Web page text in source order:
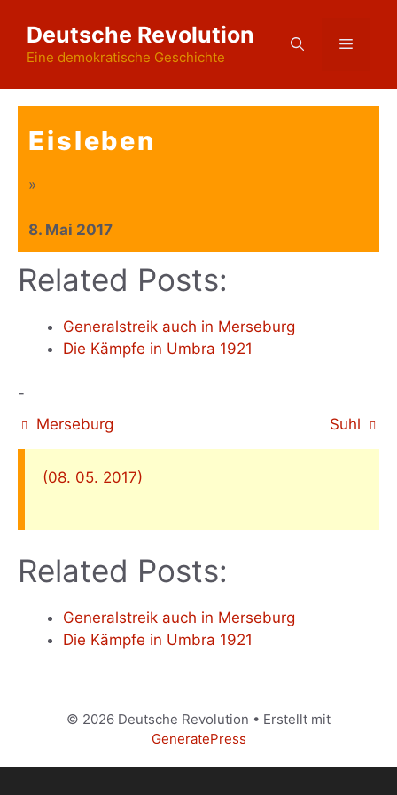
Inhalt
springen
Deutsche Revolution
Eine demokratische Geschichte
Menü
Eisleben
»
8. Mai 2017
Related Posts:
Generalstreik auch in Merseburg
Die Kämpfe in Umbra 1921
-
Merseburg
Suhl
(08. 05. 2017)
Related Posts:
Generalstreik auch in Merseburg
Die Kämpfe in Umbra 1921
© 2026 Deutsche Revolution • Erstellt mit
GeneratePress